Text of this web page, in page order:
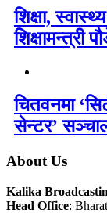
शिक्षा,
शिक्षामन्त्री
चितवनमा
सेन्टर’
About Us
Kalika
Head Office: